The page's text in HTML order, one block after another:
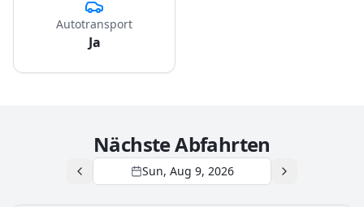
Autotransport
Ja
Nächste Abfahrten
Sun, Aug 9, 2026